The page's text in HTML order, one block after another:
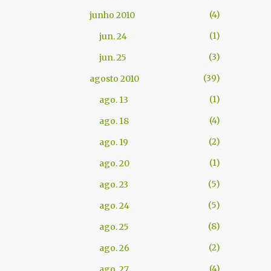
junho 2010
4
jun. 24
1
jun. 25
3
agosto 2010
39
ago. 13
1
ago. 18
4
ago. 19
2
ago. 20
1
ago. 23
5
ago. 24
5
ago. 25
8
ago. 26
2
4